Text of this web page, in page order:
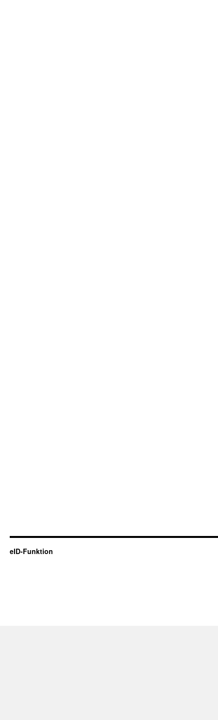
eID-Funktion